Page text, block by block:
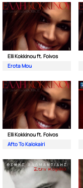
Elli Kokkinou ft. Foivos
Erota Mou
Elli Kokkinou ft. Foivos
Afto To Kalokairi